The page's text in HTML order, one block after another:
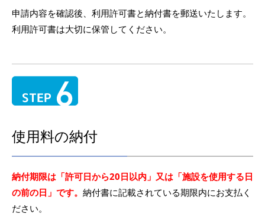
申請内容を確認後、利用許可書と納付書を郵送いたします。
利用許可書は大切に保管してください。
使用料の納付
納付期限は「許可日から20日以内」又は「施設を使用する日
の前の日」です。 納付書に記載されている期限内にお支払く
ださい。